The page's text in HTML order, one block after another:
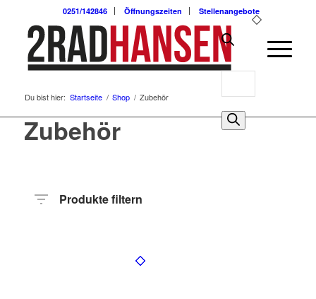
0251/142846 Öffnungszeiten Stellenangebote
0
Du bist hier: Startseite / Shop / Zubehör
Zubehör
Produkte filtern